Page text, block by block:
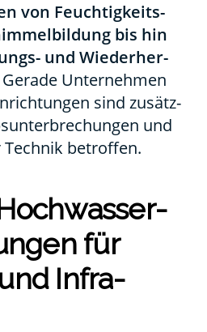
von Feuch­tig­keits­
bis hin
und Wie­der­her­
Gera­de Unter­neh­men
sind zusätz­
und
betrof­fen.
für
Infra­